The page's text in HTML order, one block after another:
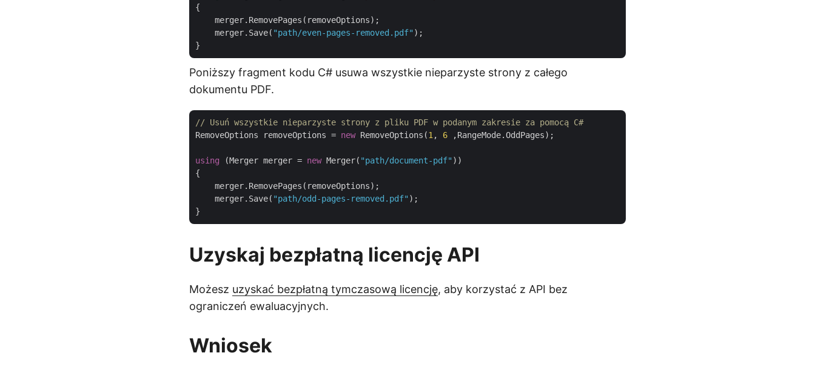
{
    merger.RemovePages(removeOptions);
    merger.Save(
"path/even-pages-removed.pdf" );
Poniższy fragment kodu C# usuwa wszystkie nieparzyste strony z całego
dokumentu PDF.
// Usuń wszystkie nieparzyste strony z pliku PDF w podanym zakresie za pomocą C#
RemoveOptions removeOptions = new RemoveOptions(1 , 6 ,RangeMode.OddPages);
using (Merger merger = new Merger( "path/document-pdf" ))
{
    merger.RemovePages(removeOptions);
    merger.Save(
"path/odd-pages-removed.pdf" );
Uzyskaj bezpłatną licencję API
Możesz uzyskać bezpłatną tymczasową licencję, aby korzystać z API bez
ograniczeń ewaluacyjnych.
Wniosek